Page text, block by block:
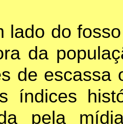
lado do
da
de escassa
índices
pela